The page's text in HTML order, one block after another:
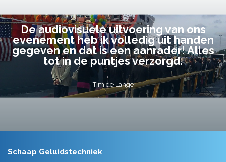
De audiovisuele uitvoering van ons
evenement heb ik volledig uit handen
gegeven en dat is een aanrader! Alles
tot in de puntjes verzorgd.
Tim de Lange
Schaap Geluidstechniek